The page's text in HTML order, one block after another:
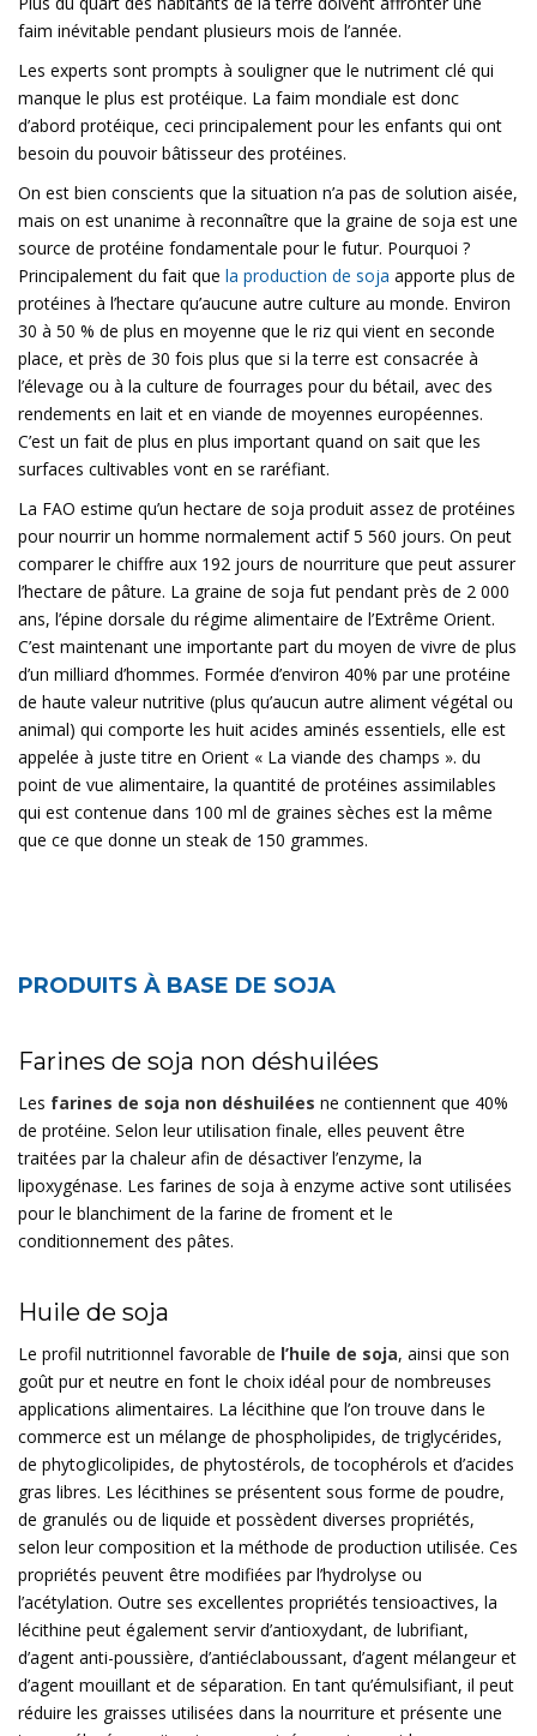
faim inévitable pendant plusieurs mois de l’année.
Les experts sont prompts à souligner que le nutriment clé qui
manque le plus est protéique. La faim mondiale est donc
d’abord protéique, ceci principalement pour les enfants qui ont
besoin du pouvoir bâtisseur des protéines.
On est bien conscients que la situation n’a pas de solution aisée,
mais on est unanime à reconnaître que la graine de soja est une
source de protéine fondamentale pour le futur. Pourquoi ?
Principalement du fait que la production de soja apporte plus de
protéines à l’hectare qu’aucune autre culture au monde. Environ
30 à 50 % de plus en moyenne que le riz qui vient en seconde
place, et près de 30 fois plus que si la terre est consacrée à
l’élevage ou à la culture de fourrages pour du bétail, avec des
rendements en lait et en viande de moyennes européennes.
C’est un fait de plus en plus important quand on sait que les
surfaces cultivables vont en se raréfiant.
La FAO estime qu’un hectare de soja produit assez de protéines
pour nourrir un homme normalement actif 5 560 jours. On peut
comparer le chiffre aux 192 jours de nourriture que peut assurer
l’hectare de pâture. La graine de soja fut pendant près de 2 000
ans, l’épine dorsale du régime alimentaire de l’Extrême Orient.
C’est maintenant une importante part du moyen de vivre de plus
d’un milliard d’hommes. Formée d’environ 40% par une protéine
de haute valeur nutritive (plus qu’aucun autre aliment végétal ou
animal) qui comporte les huit acides aminés essentiels, elle est
appelée à juste titre en Orient « La viande des champs ». du
point de vue alimentaire, la quantité de protéines assimilables
qui est contenue dans 100 ml de graines sèches est la même
que ce que donne un steak de 150 grammes.
PRODUITS À BASE DE SOJA
Farines de soja non déshuilées
Les farines de soja non déshuilées ne contiennent que 40%
de protéine. Selon leur utilisation finale, elles peuvent être
traitées par la chaleur afin de désactiver l’enzyme, la
lipoxygénase. Les farines de soja à enzyme active sont utilisées
pour le blanchiment de la farine de froment et le
conditionnement des pâtes.
Huile de soja
Le profil nutritionnel favorable de l’huile de soja, ainsi que son
goût pur et neutre en font le choix idéal pour de nombreuses
applications alimentaires. La lécithine que l’on trouve dans le
commerce est un mélange de phospholipides, de triglycérides,
de phytoglicolipides, de phytostérols, de tocophérols et d’acides
gras libres. Les lécithines se présentent sous forme de poudre,
de granulés ou de liquide et possèdent diverses propriétés,
selon leur composition et la méthode de production utilisée. Ces
propriétés peuvent être modifiées par l’hydrolyse ou
l’acétylation. Outre ses excellentes propriétés tensioactives, la
lécithine peut également servir d’antioxydant, de lubrifiant,
d’agent anti-poussière, d’antiéclaboussant, d’agent mélangeur et
d’agent mouillant et de séparation. En tant qu’émulsifiant, il peut
réduire les graisses utilisées dans la nourriture et présente une